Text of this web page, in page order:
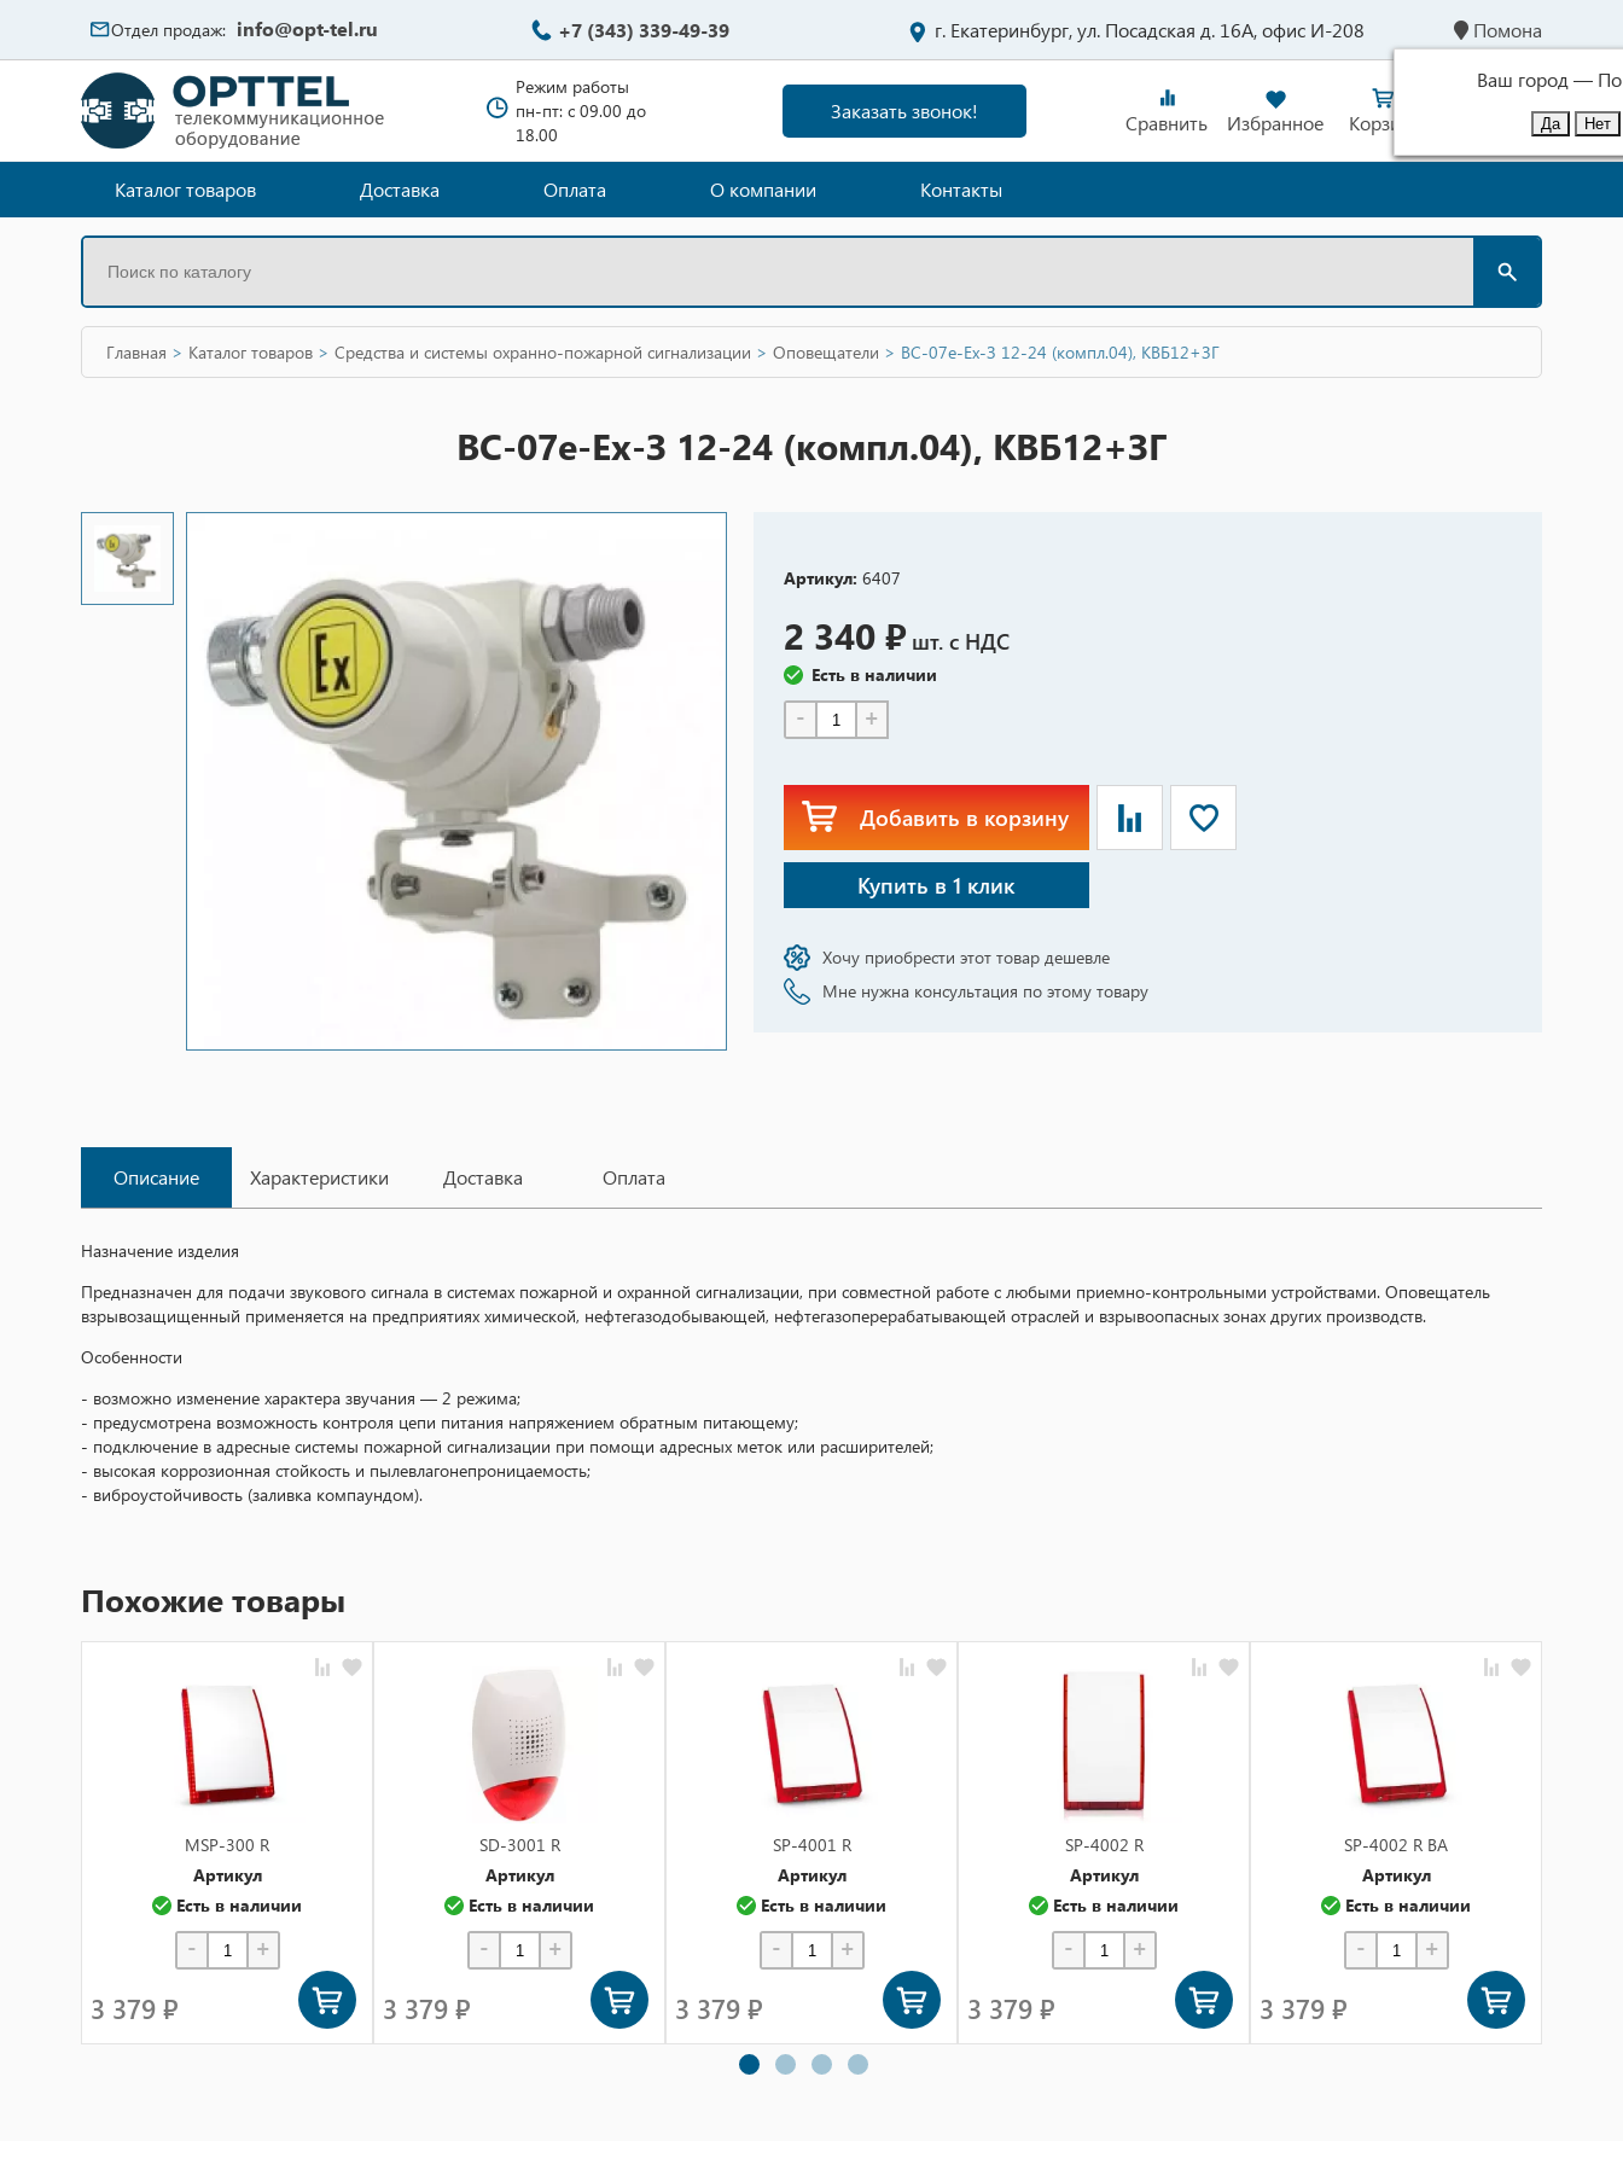
Отдел продаж: info@opt-tel.ru +7 (343) 339-49-39 г. Екатеринбург, ул. Посадская д. 16А, офис И-208
Помона
Ваш город —
Режим работы
пн-пт: с 09.00 до
18.00
Заказать звонок! Сравнить Избранное Корзина
Каталог товаров Доставка Оплата О компании Контакты
Главная > Каталог товаров > Средства и системы охранно-пожарной сигнализации > Оповещатели > ВС-07е-Ех-З 12-24 (компл.04), КВБ12+ЗГ
ВС-07е-Ех-З 12-24 (компл.04), КВБ12+ЗГ
Артикул: 6407
2 340 ₽ шт. с НДС
Есть в наличии
- +
Добавить в корзину
Купить в 1 клик
Хочу приобрести этот товар дешевле
Мне нужна консультация по этому товару
Описание Характеристики Доставка Оплата
Назначение изделия
Предназначен для подачи звукового сигнала в системах пожарной и охранной сигнализации, при совместной работе с любыми приемно-контрольными устройствами. Оповещатель
взрывозащищенный применяется на предприятиях химической, нефтегазодобывающей, нефтегазоперерабатывающей отраслей и взрывоопасных зонах других производств.
Особенности
- возможно изменение характера звучания — 2 режима;
- предусмотрена возможность контроля цепи питания напряжением обратным питающему;
- подключение в адресные системы пожарной сигнализации при помощи адресных меток или расширителей;
- высокая коррозионная стойкость и пылевлагонепроницаемость;
- виброустойчивость (заливка компаундом).
Похожие товары
MSP-300 R
Артикул
Есть в наличии
- +
3 379 ₽
SD-3001 R
Артикул
Есть в наличии
- +
3 379 ₽
SP-4001 R
Артикул
Есть в наличии
- +
3 379 ₽
SP-4002 R
Артикул
Есть в наличии
- +
3 379 ₽
SP-4002 R BA
Артикул
Есть в наличии
- +
3 379 ₽